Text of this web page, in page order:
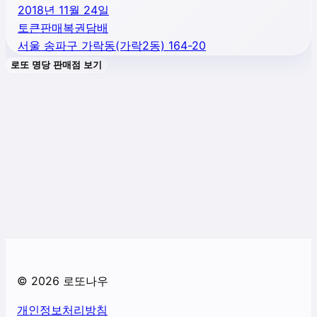
2018년 11월 24일
토큰판매복권담배
서울 송파구 가락동(가락2동) 164-20
로또 명당 판매점 보기
© 2026 로또나우
개인정보처리방침